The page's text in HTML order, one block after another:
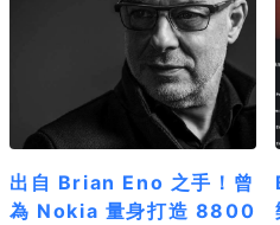
出自 Brian Eno 之手！曾
為 Nokia 量身打造 8800